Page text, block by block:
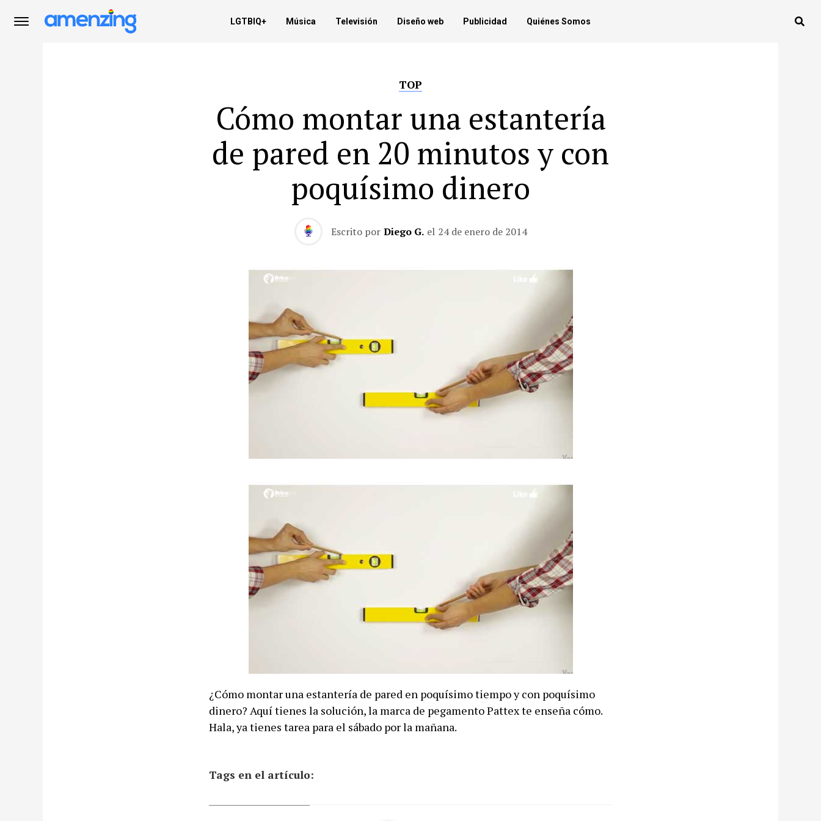
LGTBIQ+ Música Televisión Diseño web Publicidad Quiénes Somos
TOP
Cómo montar una estantería
de pared en 20 minutos y con
poquísimo dinero
Escrito por Diego G. el 24 de enero de 2014
¿Cómo montar una estantería de pared en poquísimo tiempo y con poquísimo
dinero? Aquí tienes la solución, la marca de pegamento Pattex te enseña cómo.
Hala, ya tienes tarea para el sábado por la mañana.
Tags en el artículo: